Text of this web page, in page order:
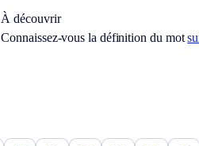
À découvrir
Connaissez-vous la définition du mot